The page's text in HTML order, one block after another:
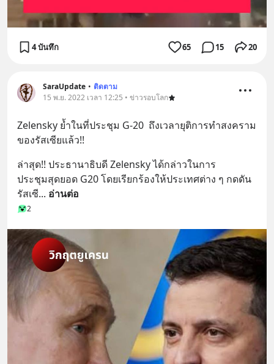
4 บันทึก 65 15 20
SaraUpdate • ติดตาม
15 พ.ย. 2022 เวลา 12:25 • ข่าวรอบโลก
Zelensky ย้ำในที่ประชุม G-20  ถึงเวลายุติการทำสงคราม
ของรัสเซียแล้ว!!
ล่าสุด!! ประธานาธิบดี Zelensky ได้กล่าวในการ
ประชุมสุดยอด G20 โดยเรียกร้องให้ประเทศต่าง ๆ กดดัน
รัสเซี... อ่านต่อ
2